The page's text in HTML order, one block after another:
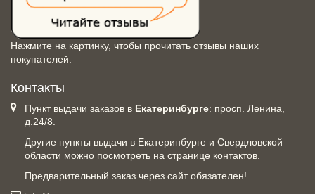
Нажмите на картинку, чтобы прочитать отзывы наших
покупателей.
Контакты
Пункт выдачи заказов в Екатеринбурге: просп. Ленина,
д.24/8.
Другие пункты выдачи в Екатеринбурге и Свердловской
области можно посмотреть на странице контактов.
Предварительный заказ через сайт обязателен!